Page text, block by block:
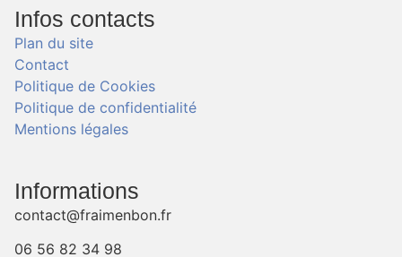
Infos contacts
Plan du site
Contact
Politique de Cookies
Politique de confidentialité
Mentions légales
Informations
contact@fraimenbon.fr
06 56 82 34 98